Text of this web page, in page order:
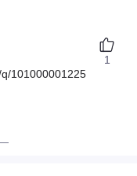
101000001225
1